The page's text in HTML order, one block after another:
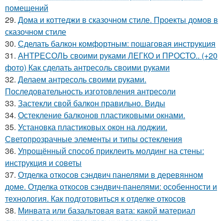
помещений
29. Дома и коттеджи в сказочном стиле. Проекты домов в
сказочном стиле
30. Сделать балкон комфортным: пошаговая инструкция
31. АНТРЕСОЛЬ своими руками ЛЕГКО и ПРОСТО.. (+20
фото) Как сделать антресоль своими руками
32. Делаем антресоль своими руками.
Последовательность изготовления антресоли
33. Застекли свой балкон правильно. Виды
34. Остекление балконов пластиковыми окнами.
35. Установка пластиковых окон на лоджии.
Светопрозрачные элементы и типы остекления
36. Упрощённый способ приклеить молдинг на стены:
инструкция и советы
37. Отделка откосов сэндвич панелями в деревянном
доме. Отделка откосов сэндвич-панелями: особенности и
технология. Как подготовиться к отделке откосов
38. Минвата или базальтовая вата: какой материал